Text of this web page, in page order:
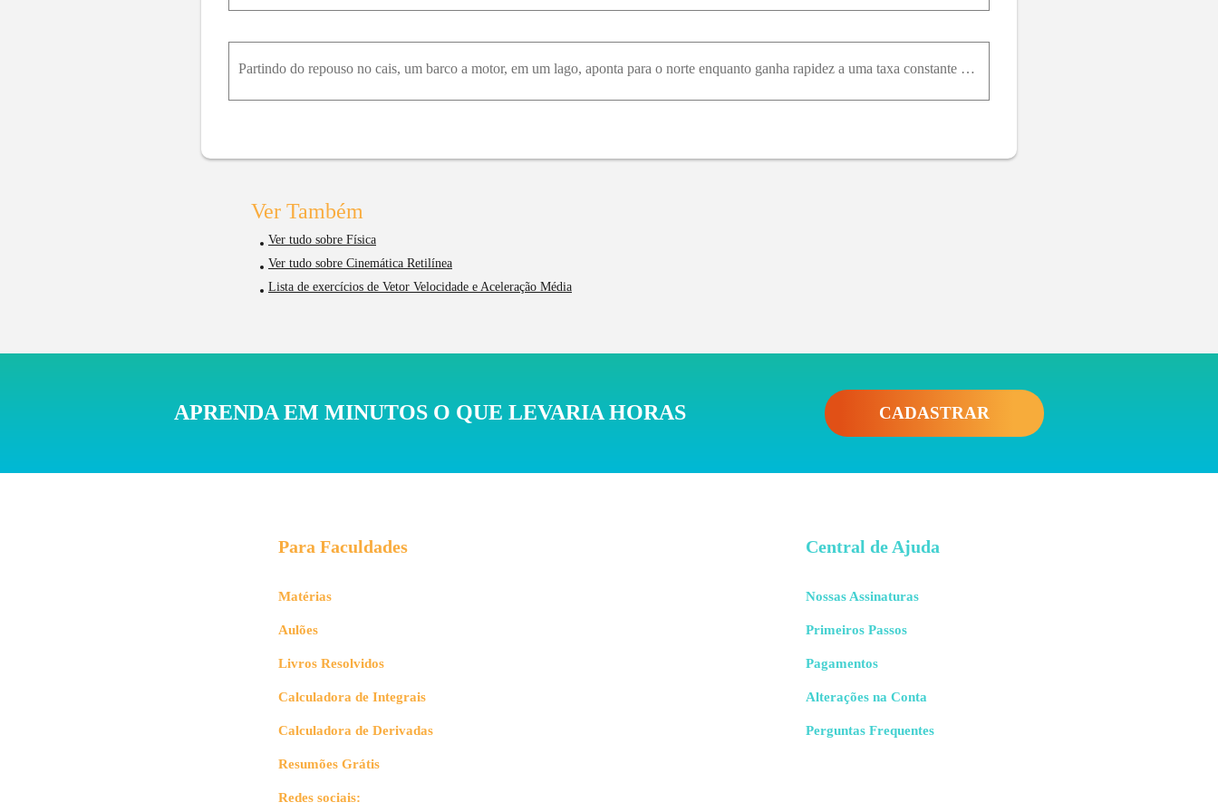
Partindo do repouso no cais, um barco a motor, em um lago, aponta para o norte enquanto ganha rapidez a uma taxa constante de 3,0 m/s² durante 20 s. O barco, então aponta para o oeste e continua por 1
Ver Também
Ver tudo sobre Física
Ver tudo sobre Cinemática Retilínea
Lista de exercícios de Vetor Velocidade e Aceleração Média
APRENDA EM MINUTOS O QUE LEVARIA HORAS CADASTRAR
Para Faculdades
Matérias
Aulões
Livros Resolvidos
Calculadora de Integrais
Calculadora de Derivadas
Resumões Grátis
Redes sociais:
Central de Ajuda
Nossas Assinaturas
Primeiros Passos
Pagamentos
Alterações na Conta
Perguntas Frequentes